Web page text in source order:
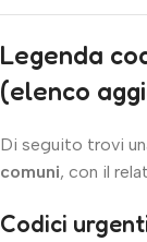
Legenda
(elenco
Di seguito trovi
comuni, con il
Codici